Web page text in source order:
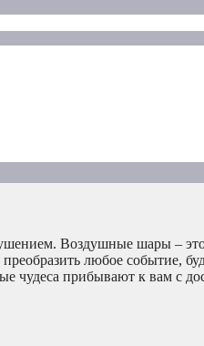
Воздушные шары –
любое событие,
чудеса прибывают к вам с